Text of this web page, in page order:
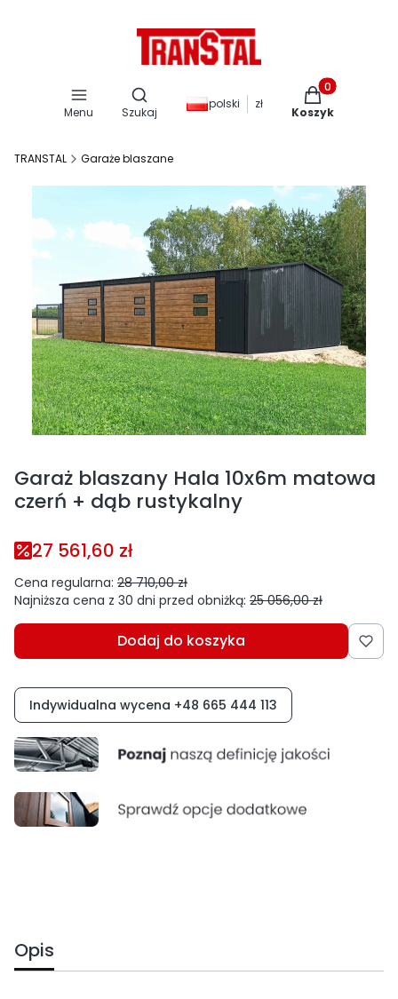
Menu
Otwórz wyszukiwarkę
Szukaj
polski zł Produkty w
Koszyk
TRANSTAL Garaże blaszane
Garaż blaszany Hala 10x6m matowa
czerń + dąb rustykalny
27 561,60 zł
Cena regularna: 28 710,00 zł
Najniższa cena z 30 dni przed obniżką: 25 056,00 zł
Dodaj do koszyka
Indywidualna wycena +48 665 444 113
Opis